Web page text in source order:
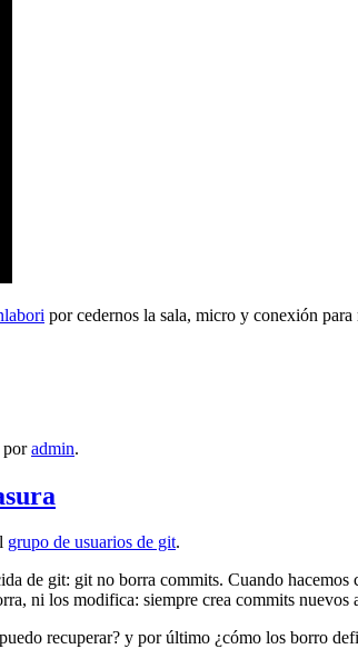
por cedernos la sala, micro y conexión
poradmin.
grupo de usuarios de git.
de git: git no borra commits. Cuando hacemos
ni los modifica: siempre crea commits nuevos
recuperar? y por último ¿cómo los borro